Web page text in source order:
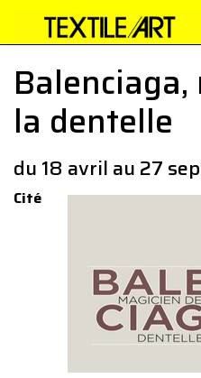
la dentelle
du 18 avril au 27
Cité